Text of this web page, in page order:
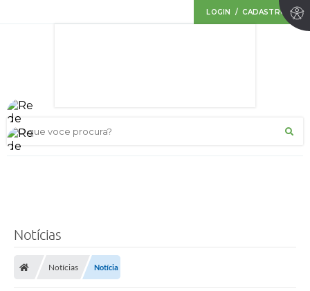
LOGIN / CADASTRO
O que voce procura?
Notícias
Notícias Notícia